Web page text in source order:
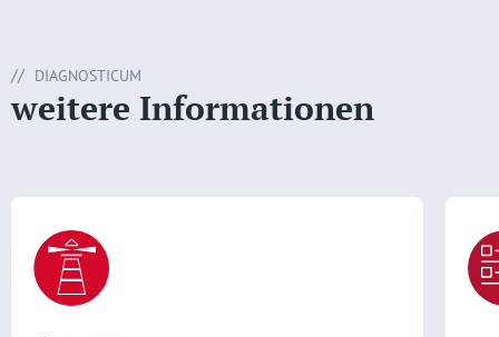
DIAGNOSTICUM
weitere Informationen